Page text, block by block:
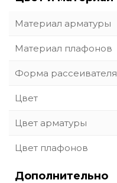
Материал арматуры
Материал плафонов
Форма рассеивателя
Цвет
Цвет арматуры
Цвет плафонов
Дополнительно